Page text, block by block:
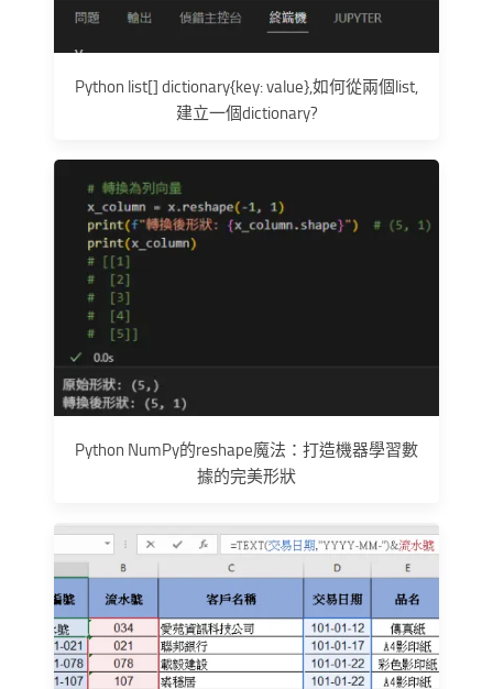
Python list[] dictionary{key: value},如何從兩個list,
建立一個dictionary?
Python NumPy的reshape魔法：打造機器學習數
據的完美形狀